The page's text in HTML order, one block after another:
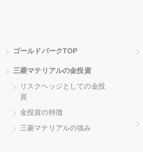
ゴールドパークTOP
三菱マテリアルの金投資
リスクヘッジとしての金投
資
金投資の特徴
三菱マテリアルの強み